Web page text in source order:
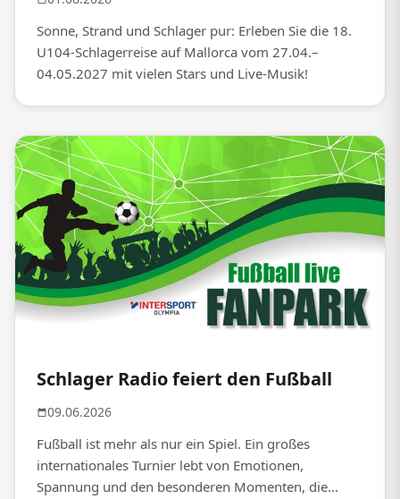
Sonne, Strand und Schlager pur: Erleben Sie die 18.
U104-Schlagerreise auf Mallorca vom 27.04.–
04.05.2027 mit vielen Stars und Live-Musik!
Schlager Radio feiert den Fußball
09.06.2026
Fußball ist mehr als nur ein Spiel. Ein großes
internationales Turnier lebt von Emotionen,
Spannung und den besonderen Momenten, die...